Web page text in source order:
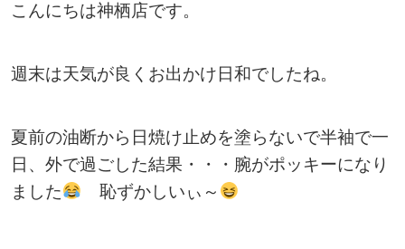
こんにちは神栖店です。
週末は天気が良くお出かけ日和でしたね。
夏前の油断から日焼け止めを塗らないで半袖で一
日、外で過ごした結果・・・腕がポッキーになり
ました
恥ずかしいぃ～